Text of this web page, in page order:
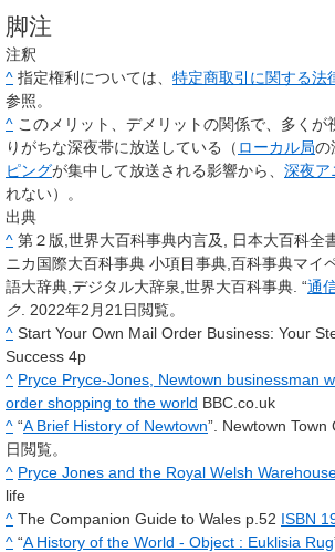
脚注
注釈
^ 指定権利については、 特定商取引に関する法
参照。
^ このメリット、デメリットの関係で、多くが
りがちな深夜帯に放送している（ ローカル局の
ピングが集中して放送される影響から、 深夜ア
れない）。
出典
^ 第２版,世界大百科事典内言及, 日本大百科全
ニカ国際大百科事典 小項目事典,百科事典マイ
語大辞典,デジタル大辞泉,世界大百科事典. “通
ク . 2022年2月21日閲覧。
^ Start Your Own Mail Order Business: Your
Success 4p
^ Pryce Pryce-Jones, Newtown businessman
order shopping to the world BBC.co.uk
^ “A Brief History of Newtown”. Newtown
日閲覧。
^ Pryce Jones and the Royal Welsh
life
^ The Companion Guide to Wales p.52 ISBN
^ “A History of the World - Object : Euklisia Rug